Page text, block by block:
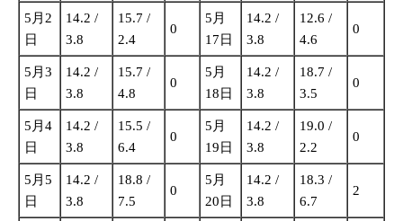
5月2
日
14.2 /
3.8
15.7 /
2.4
0
5月
17日
14.2 /
3.8
12.6 /
4.6
0
5月3
日
14.2 /
3.8
15.7 /
4.8
0
5月
18日
14.2 /
3.8
18.7 /
3.5
0
5月4
日
14.2 /
3.8
15.5 /
6.4
0
5月
19日
14.2 /
3.8
19.0 /
2.2
0
5月5
日
14.2 /
3.8
18.8 /
7.5
0
5月
20日
14.2 /
3.8
18.3 /
6.7
2